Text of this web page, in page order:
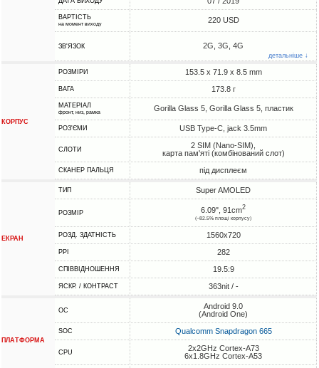
ВАРТІСТЬ
на момент виходу 220 USD
ЗВ'ЯЗОК 2G, 3G, 4G
детальніше ↓
КОРПУС
РОЗМІРИ 153.5 x 71.9 x 8.5 mm
ВАГА 173.8 г
МАТЕРІАЛ
фронт, низ, рамка Gorilla Glass 5, Gorilla Glass 5, пластик
РОЗ'ЄМИ USB Type-C, jack 3.5mm
СЛОТИ
2 SIM (Nano-SIM),
карта пам'яті (комбінований слот)
СКАНЕР ПАЛЬЦЯ під дисплеєм
ЕКРАН
ТИП Super AMOLED
РОЗМІР 6.09", 91cm2
(~82.5% площі корпусу)
РОЗД. ЗДАТНІСТЬ 1560x720
PPI 282
СПІВВІДНОШЕННЯ 19.5:9
ЯСКР. / КОНТРАСТ 363nit / -
ПЛАТФОРМА
ОС
Android 9.0
(Android One)
SOC Qualcomm Snapdragon 665
CPU
2x2GHz Cortex-A73
6x1.8GHz Cortex-A53